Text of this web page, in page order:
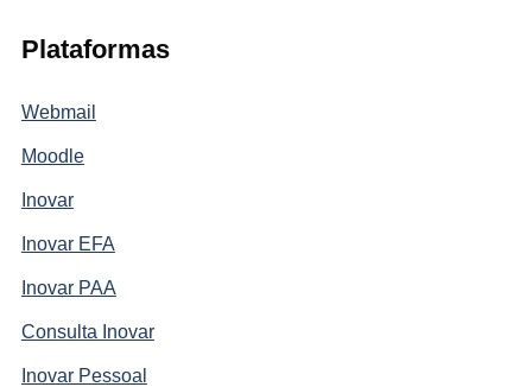
Plataformas
Webmail
Moodle
Inovar
Inovar EFA
Inovar PAA
Consulta Inovar
Inovar Pessoal